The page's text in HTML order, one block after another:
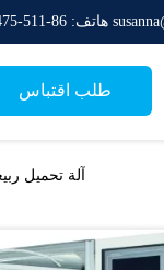
هاتف: 86-511-88788475
طلب اقتباس
آلة تحميل